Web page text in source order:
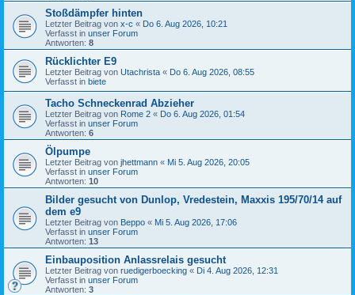
Stoßdämpfer hinten
Letzter Beitrag von x-c « Do 6. Aug 2026, 10:21
Verfasst in unser Forum
Antworten: 8
Rücklichter E9
Letzter Beitrag von Utachrista « Do 6. Aug 2026, 08:55
Verfasst in biete
Tacho Schneckenrad Abzieher
Letzter Beitrag von Rome 2 « Do 6. Aug 2026, 01:54
Verfasst in unser Forum
Antworten: 6
Ölpumpe
Letzter Beitrag von jhettmann « Mi 5. Aug 2026, 20:05
Verfasst in unser Forum
Antworten: 10
Bilder gesucht von Dunlop, Vredestein, Maxxis 195/70/14 auf
dem e9
Letzter Beitrag von Beppo « Mi 5. Aug 2026, 17:06
Verfasst in unser Forum
Antworten: 13
Einbauposition Anlassrelais gesucht
Letzter Beitrag von ruedigerboecking « Di 4. Aug 2026, 12:31
Verfasst in unser Forum
Antworten: 3